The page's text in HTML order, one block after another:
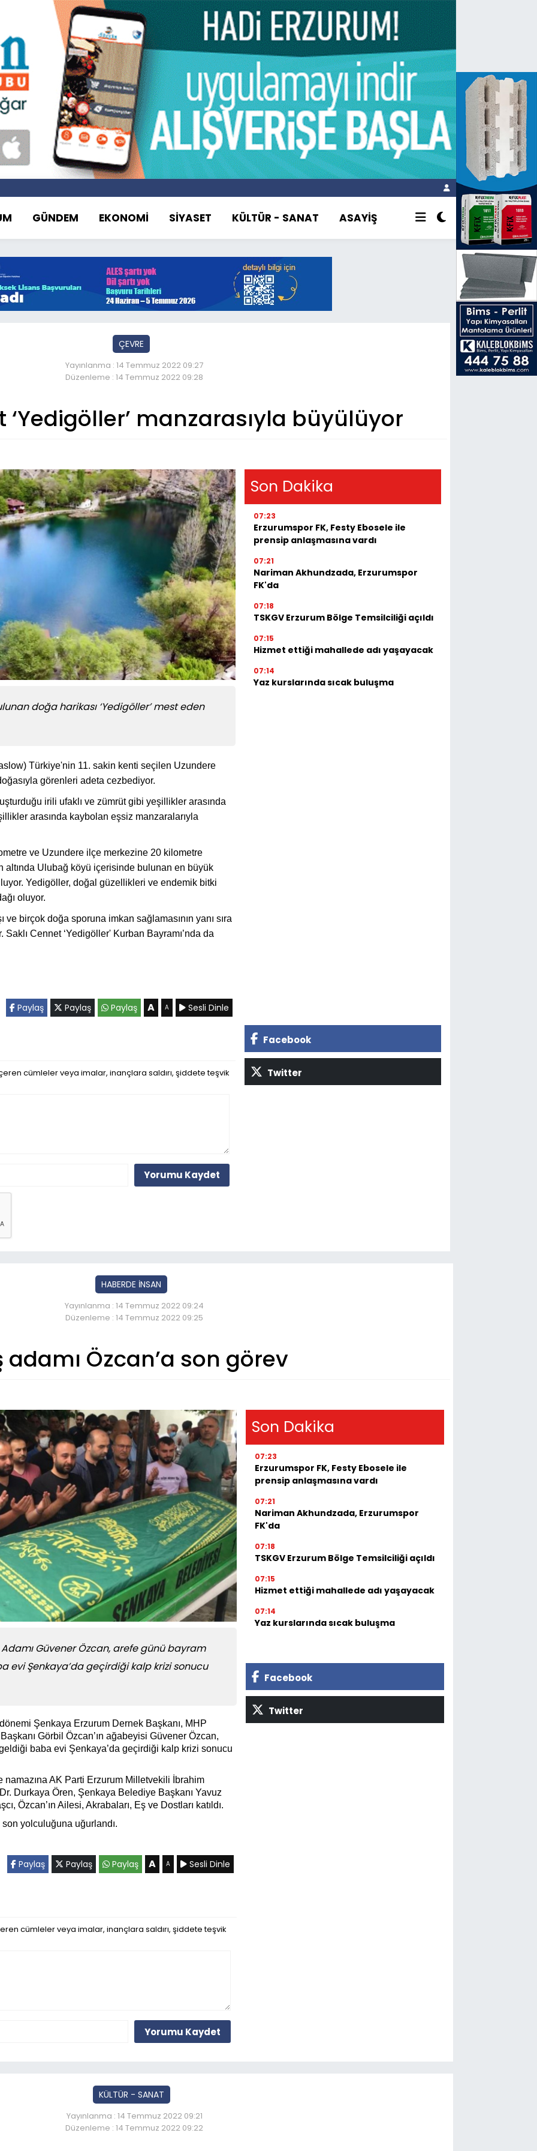
GÜNDEM EKONOMİ SİYASET KÜLTÜR - SANAT ASAYİŞ
ÇEVRE
Yayınlanma : 14 Temmuz 2022 09:27
Düzenleme : 14 Temmuz 2022 09:28
‘Yedigöller’ manzarasıyla büyülüyor
doğa harikası ‘Yedigöller’ mest eden
Türkiye'nin 11. sakin kenti seçilen Uzundere
görenleri adeta cezbediyor.
irili ufaklı ve zümrüt gibi yeşillikler arasında
arasında kaybolan eşsiz manzaralarıyla
ve Uzundere ilçe merkezine 20 kilometre
altında Ulubağ köyü içerisinde bulunan en büyük
Yedigöller, doğal güzellikleri ve endemik bitki
oluyor.
ve birçok doğa sporuna imkan sağlamasının yanı sıra
Cennet ‘Yedigöller' Kurban Bayramı’nda da
Paylaş Paylaş Paylaş A A Sesli Dinle
cümleler veya imalar, inançlara saldırı, şiddete teşvik
Yorumu Kaydet
Son Dakika
07:23
Erzurumspor FK, Festy Ebosele ile
prensip anlaşmasına vardı
07:21
Nariman Akhundzada, Erzurumspor
FK'da
07:18
TSKGV Erzurum Bölge Temsilciliği açıldı
07:15
Hizmet ettiği mahallede adı yaşayacak
07:14
Yaz kurslarında sıcak buluşma
Facebook
Twitter
HABERDE İNSAN
Yayınlanma : 14 Temmuz 2022 09:24
Düzenleme : 14 Temmuz 2022 09:25
adamı Özcan’a son görev
Güvener Özcan, arefe günü bayram
evi Şenkaya’da geçirdiği kalp krizi sonucu
Şenkaya Erzurum Dernek Başkanı, MHP
Görbil Özcan’ın ağabeyisi Güvener Özcan,
baba evi Şenkaya’da geçirdiği kalp krizi sonucu
namazına AK Parti Erzurum Milletvekili İbrahim
Durkaya Ören, Şenkaya Belediye Başkanı Yavuz
Özcan’ın Ailesi, Akrabaları, Eş ve Dostları katıldı.
son yolculuğuna uğurlandı.
Paylaş Paylaş Paylaş A A Sesli Dinle
cümleler veya imalar, inançlara saldırı, şiddete teşvik
Yorumu Kaydet
Son Dakika
07:23
Erzurumspor FK, Festy Ebosele ile
prensip anlaşmasına vardı
07:21
Nariman Akhundzada, Erzurumspor
FK'da
07:18
TSKGV Erzurum Bölge Temsilciliği açıldı
07:15
Hizmet ettiği mahallede adı yaşayacak
07:14
Yaz kurslarında sıcak buluşma
Facebook
Twitter
KÜLTÜR - SANAT
Yayınlanma : 14 Temmuz 2022 09:21
Düzenleme : 14 Temmuz 2022 09:22